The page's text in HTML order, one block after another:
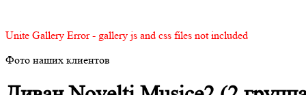
Unite Gallery Error - gallery js and css files not included
Фото наших клиентов